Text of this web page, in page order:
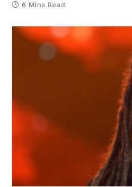
6 Mins Read